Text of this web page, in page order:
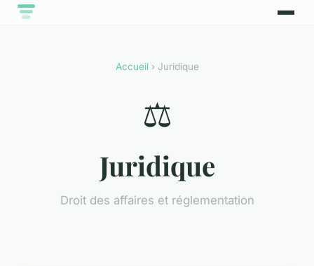
Accueil› Juridique
⚖️
Juridique
Droit des affaires et réglementation